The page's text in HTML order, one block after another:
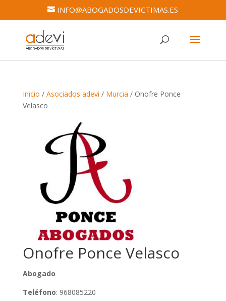
INFO@ABOGADOSDEVICTIMAS.ES
Inicio / Asociados adevi / Murcia / Onofre Ponce
Velasco
Onofre Ponce Velasco
Abogado
Teléfono: 968085220